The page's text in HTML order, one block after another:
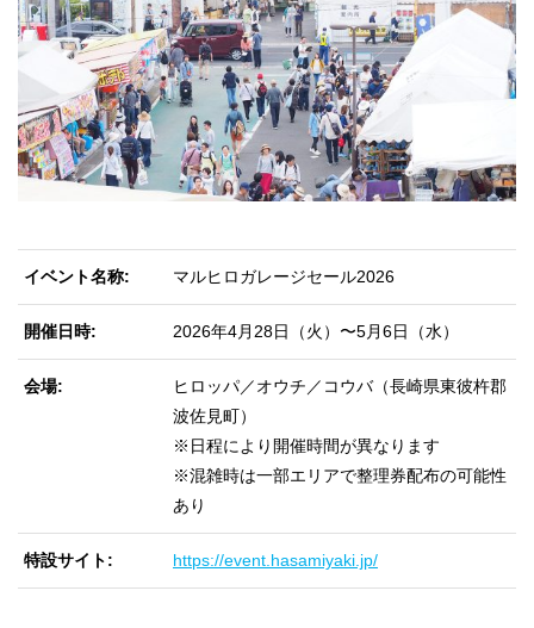
イベント名称 マルヒロガレージセール2026
開催日時 2026年4月28日（火）〜5月6日（水）
会場
ヒロッパ／オウチ／コウバ（長崎県東彼杵郡
波佐見町）
※日程により開催時間が異なります
※混雑時は一部エリアで整理券配布の可能性
あり
特設サイト https://event.hasamiyaki.jp/